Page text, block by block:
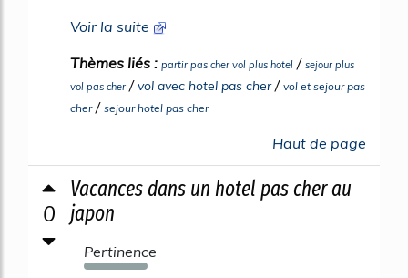
Voir la suite
Thèmes liés : partir pas cher vol plus hotel / sejour plus
vol pas cher /vol avec hotel pas cher/ vol et sejour pas
cher/ sejour hotel pas cher
Haut de page
0
Vacances dans un hotel pas cher au
japon
Pertinence
515%